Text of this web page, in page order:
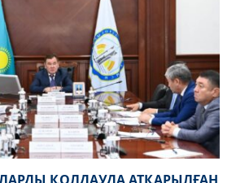
ҚОЛДАУДА АТҚАРЫЛҒАН